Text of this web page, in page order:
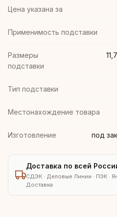
Цена указана за
Применимость подставки
Размеры
подставки
Тип подставки
Местонахождение товара
Изготовление под
Доставка по всей
СДЭК · Деловые Линии · ПЭК ·
Доставка